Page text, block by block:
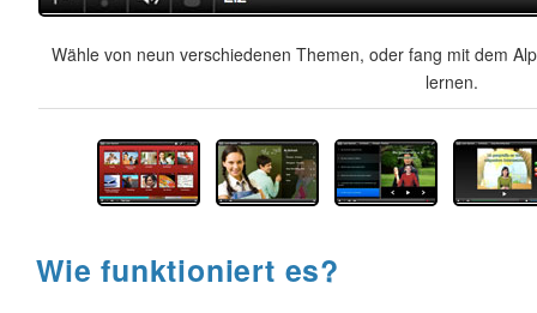
Wähle von neun verschiedenen Themen, oder fang mit dem
lernen.
Wie funktioniert es?